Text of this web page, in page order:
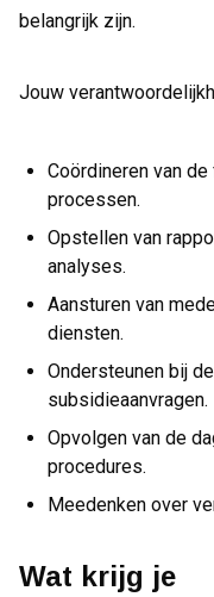
belangrijk zijn.
Jouw
Coördineren van
processen.
Opstellen van
analyses.
Aansturen van
diensten.
Ondersteunen bij
subsidieaanvragen.
Opvolgen van de
procedures.
Meedenken over
Wat krijg je